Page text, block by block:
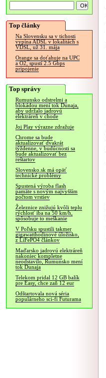
Top články
Na Slovensku sa v tichosti
vypína ADSL v lokalitách s
VDSL, už 31. mája
Orange sa doťahuje na UPC
a O2, spustí 2.5 Gbps
pripojenie
Top správy
Rumunsko odstrelmi a
blokádou mení tok Dunaja,
aby udržalo jadrovú
elektráreň v chode
Joj Play výrazne zdražuje
Chrome sa bude
aktualizovať dvakrát
týždenne, v budúcnosti sa
bude aktualizovať bez
reštartov
Slovensko.sk má opäť
technické problémy
Spustená výroba flash
pamäte s novým najvyšším
počtom vrstiev
Železnice znižujú kvôli teplu
rýchlosť iba na 50 km/h,
spôsobuje to meškanie
V Poľsku spustili takmer
gigawatthodinové úložisko,
z LiFePO4 článkov
Maďarsko jadrovú elektráreň
nakoniec kompletne
neodstavilo, Rumunsko mení
tok Dunaja
Telekom pridal 12 GB balík
pre Easy, chce zaň 12 eur
Odštartovala nová séria
populárneho sci-fi Futurama